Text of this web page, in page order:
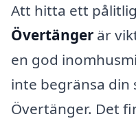
Att hitta ett
Övertänger är
en god
inte begränsa din
Övertänger. Det